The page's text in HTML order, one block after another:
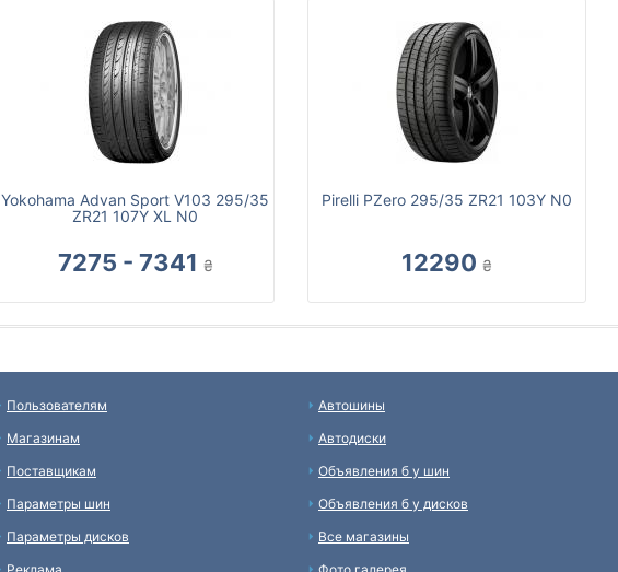
Yokohama Advan Sport V103 295/35
ZR21 107Y XL N0
7275 - 7341 ₴
Pirelli PZero 295/35 ZR21 103Y N0
12290 ₴
Пользователям
Магазинам
Поставщикам
Параметры шин
Параметры дисков
Автошины
Автодиски
Объявления б у шин
Объявления б у дисков
Все магазины